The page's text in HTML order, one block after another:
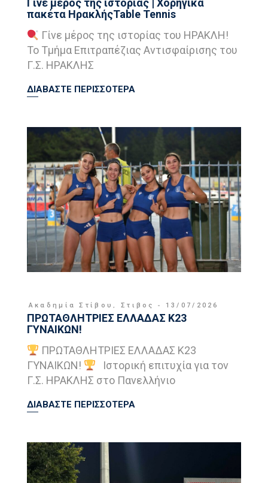
Γίνε μέρος της ιστορίας | Χορηγικά
πακέτα ΗρακλήςTable Tennis
Γίνε μέρος της ιστορίας του ΗΡΑΚΛΗ!
Το Τμήμα Επιτραπέζιας Αντισφαίρισης του
Γ.Σ. ΗΡΑΚΛΗΣ
ΔΙΑΒΑΣΤΕ ΠΕΡΙΣΣΟΤΕΡΑ
Ακαδημία Στίβου , Στιβος 13/07/2026
ΠΡΩΤΑΘΛΗΤΡΙΕΣ ΕΛΛΑΔΑΣ Κ23
ΓΥΝΑΙΚΩΝ!
ΠΡΩΤΑΘΛΗΤΡΙΕΣ ΕΛΛΑΔΑΣ Κ23
ΓΥΝΑΙΚΩΝ!
Ιστορική επιτυχία για τον
Γ.Σ. ΗΡΑΚΛΗΣ στο Πανελλήνιο
ΔΙΑΒΑΣΤΕ ΠΕΡΙΣΣΟΤΕΡΑ